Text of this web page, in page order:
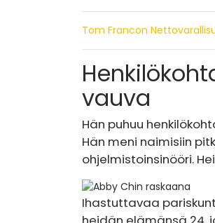
Tom Francon
vauva
Hän puhuu
Hän meni naimisiin
ohjelmistoinsinööri.
Ihastuttavaa